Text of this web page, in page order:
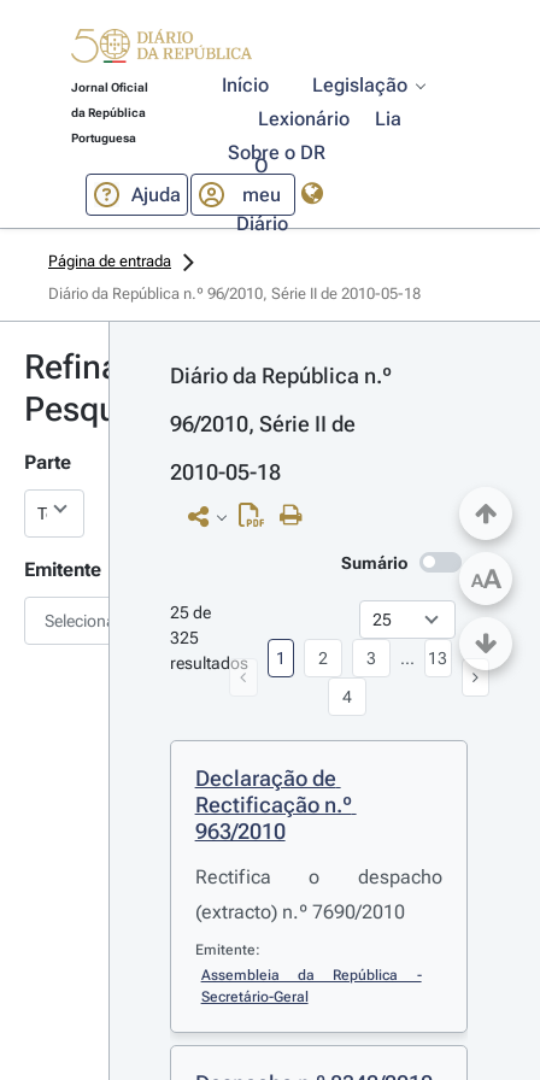
Jornal Oficial
da República
Portuguesa
Início
Legislação
Lexionário
Lia
Sobre o DR
Ajuda
O
meu
Diário
Página de entrada
Diário da República n.º 96/2010, Série II de 2010-05-18
Refinar
Pesquisa
Parte
Emitente
Selecionar
Diário da República n.º
96/2010, Série II de
2010-05-18
Sumário
25 de
325
resultados
1 2
3
4
... 13
Declaração de
Rectificação n.º
963/2010
Rectifica o despacho
(extracto) n.º 7690/2010
Emitente:
Assembleia da República -
Secretário-Geral
AA